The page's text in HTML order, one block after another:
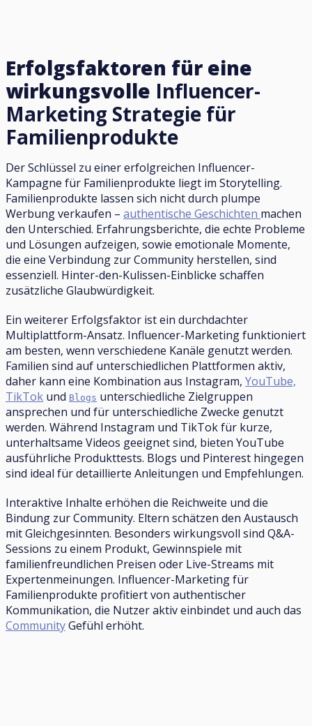
Erfolgsfaktoren für eine
wirkungsvolle Influencer-
Marketing Strategie für
Familienprodukte
Der Schlüssel zu einer erfolgreichen Influencer-
Kampagne für Familienprodukte liegt im Storytelling.
Familienprodukte lassen sich nicht durch plumpe
Werbung verkaufen – authentische Geschichten machen
den Unterschied. Erfahrungsberichte, die echte Probleme
und Lösungen aufzeigen, sowie emotionale Momente,
die eine Verbindung zur Community herstellen, sind
essenziell. Hinter-den-Kulissen-Einblicke schaffen
zusätzliche Glaubwürdigkeit.
Ein weiterer Erfolgsfaktor ist ein durchdachter
Multiplattform-Ansatz. Influencer-Marketing funktioniert
am besten, wenn verschiedene Kanäle genutzt werden.
Familien sind auf unterschiedlichen Plattformen aktiv,
daher kann eine Kombination aus Instagram, YouTube,
TikTok und Blogs unterschiedliche Zielgruppen
ansprechen und für unterschiedliche Zwecke genutzt
werden. Während Instagram und TikTok für kurze,
unterhaltsame Videos geeignet sind, bieten YouTube
ausführliche Produkttests. Blogs und Pinterest hingegen
sind ideal für detaillierte Anleitungen und Empfehlungen.
Interaktive Inhalte erhöhen die Reichweite und die
Bindung zur Community. Eltern schätzen den Austausch
mit Gleichgesinnten. Besonders wirkungsvoll sind Q&A-
Sessions zu einem Produkt, Gewinnspiele mit
familienfreundlichen Preisen oder Live-Streams mit
Expertenmeinungen. Influencer-Marketing für
Familienprodukte profitiert von authentischer
Kommunikation, die Nutzer aktiv einbindet und auch das
CommunityGefühl erhöht.